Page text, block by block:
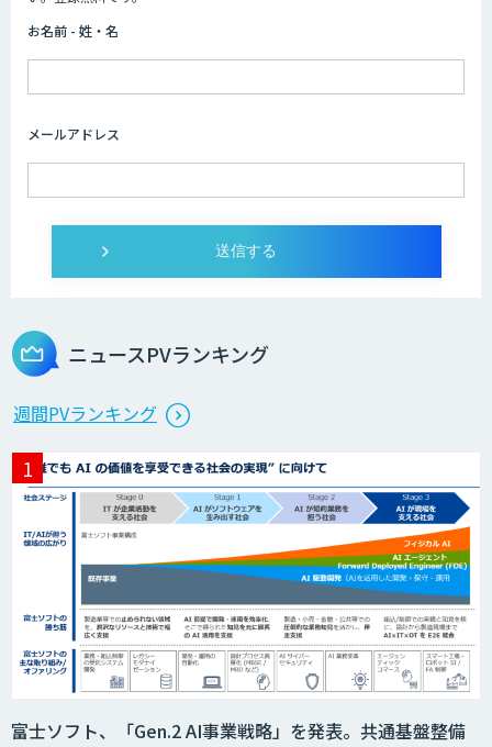
お名前 - 姓・名
メールアドレス
ニュースPVランキング
週間PVランキング
富士ソフト、「Gen.2 AI事業戦略」を発表。共通基盤整備